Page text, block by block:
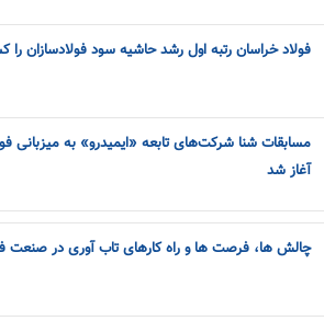
فولاد خراسان رتبه اول رشد حاشیه سود فولادسازان
مسابقات شنا شرکت‌های تابعه «ایمیدرو» به میزبانی
آغاز شد
چالش ها، فرصت ها و راه کارهای تاب آوری در صنعت